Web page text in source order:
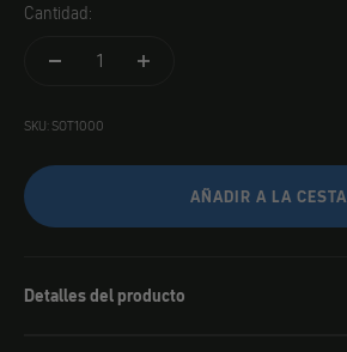
Cantidad:
SKU: SOT1000
AÑADIR A LA CESTA
Detalles del producto